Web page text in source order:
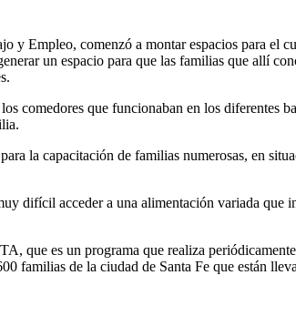
y Empleo, comenzó a montar espacios para el
un espacio para que las familias que allí
comedores que funcionaban en los diferentes
la capacitación de familias numerosas, en
difícil acceder a una alimentación variada
que es un programa que realiza
familias de la ciudad de Santa Fe que están